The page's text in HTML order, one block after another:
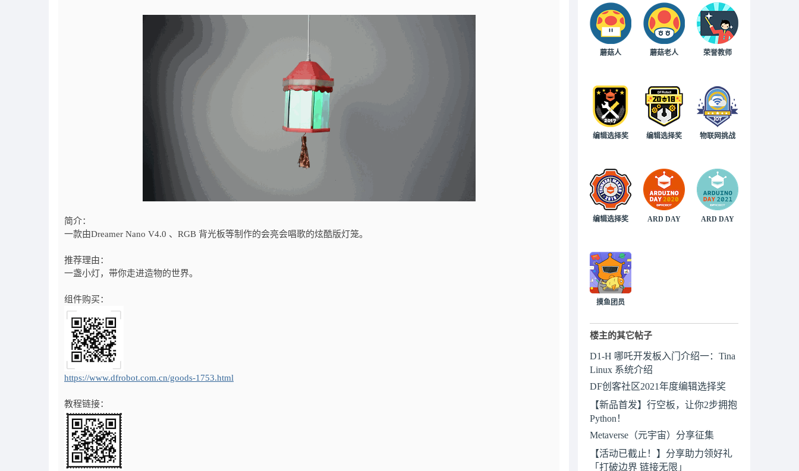
简介：
一款由Dreamer Nano V4.0 、RGB 背光板等制作的会亮会唱歌的炫酷版灯笼。
推荐理由：
一盏小灯，带你走进造物的世界。
组件购买：
https://www.dfrobot.com.cn/goods-1753.html
教程链接：
蘑菇人 蘑菇老人 荣誉教师
编辑选择奖 编辑选择奖 物联网挑战
编辑选择奖 ARD DAY ARD DAY
摸鱼团员
楼主的其它帖子
D1-H 哪吒开发板入门介绍一：Tina
Linux 系统介绍
DF创客社区2021年度编辑选择奖
【新品首发】行空板，让你2步拥抱
Python！
Metaverse（元宇宙）分享征集
【活动已截止！】分享助力领好礼
「打破边界 链接无限」